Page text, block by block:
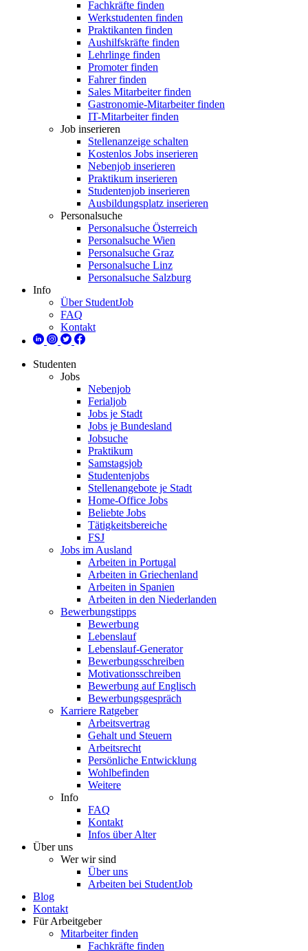
Fachkräfte finden
Werkstudenten finden
Praktikanten finden
Aushilfskräfte finden
Lehrlinge finden
Promoter finden
Fahrer finden
Sales Mitarbeiter finden
Gastronomie-Mitarbeiter finden
IT-Mitarbeiter finden
Job inserieren
Stellenanzeige schalten
Kostenlos Jobs inserieren
Nebenjob inserieren
Praktikum inserieren
Studentenjob inserieren
Ausbildungsplatz inserieren
Personalsuche
Personalsuche Österreich
Personalsuche Wien
Personalsuche Graz
Personalsuche Linz
Personalsuche Salzburg
Info
Über StudentJob
FAQ
Kontakt
Studenten
Jobs
Nebenjob
Ferialjob
Jobs je Stadt
Jobs je Bundesland
Jobsuche
Praktikum
Samstagsjob
Studentenjobs
Stellenangebote je Stadt
Home-Office Jobs
Beliebte Jobs
Tätigkeitsbereiche
FSJ
Jobs im Ausland
Arbeiten in Portugal
Arbeiten in Griechenland
Arbeiten in Spanien
Arbeiten in den Niederlanden
Bewerbungstipps
Bewerbung
Lebenslauf
Lebenslauf-Generator
Bewerbungsschreiben
Motivationsschreiben
Bewerbung auf Englisch
Bewerbungsgespräch
Karriere Ratgeber
Arbeitsvertrag
Gehalt und Steuern
Arbeitsrecht
Persönliche Entwicklung
Wohlbefinden
Weitere
Info
FAQ
Kontakt
Infos über Alter
Über uns
Wer wir sind
Über uns
Arbeiten bei StudentJob
Blog
Kontakt
Für Arbeitgeber
Mitarbeiter finden
Fachkräfte finden